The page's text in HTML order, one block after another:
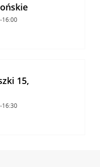
16:00
15,
16:30